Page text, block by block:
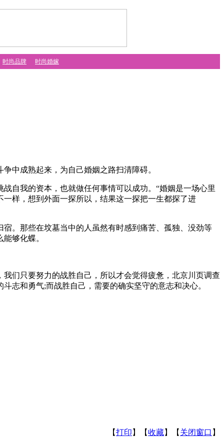
时尚品牌 时尚婚嫁
成熟起来，为自己婚姻之路扫清障碍。
我的资本，也就做任何事情可以成功。“婚姻是一场心里
样，想到外面一探所以，结果这一探把一生都探了进
。那些在坟墓当中的人虽然有时感到痛苦、孤独、没劲等
够化蝶。
们只要努力的战胜自己，所以才会觉得疲惫，北京川页调查
志和勇气;而战胜自己，需要的确实坚守的意志和决心。
【打印 】【收藏】【 关闭窗口 】